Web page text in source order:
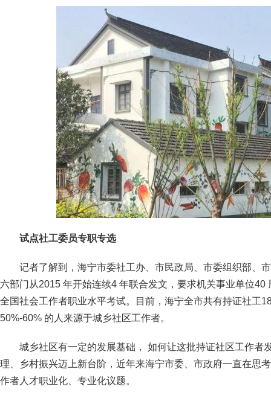
试点社工委员专职专选
记者了解到，海宁市委社工办、市民政局、市委组织部、
六部门从2015 年开始连续4 年联合发文，要求机关事业单位40
全国社会工作者职业水平考试。目前，海宁全市共有持证社工
50%-60% 的人来源于城乡社区工作者。
城乡社区有一定的发展基础， 如何让这批持证社区工作者
理、乡村振兴迈上新台阶，近年来海宁市委、市政府一直在思
作者人才职业化、专业化议题。